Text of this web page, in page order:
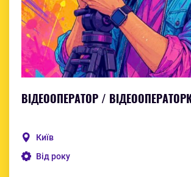
ВІДЕООПЕРАТОР /
Київ
Від року